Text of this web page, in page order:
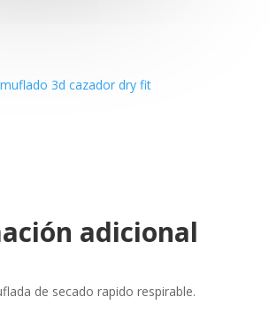
adicional
de secado rapido respirable.